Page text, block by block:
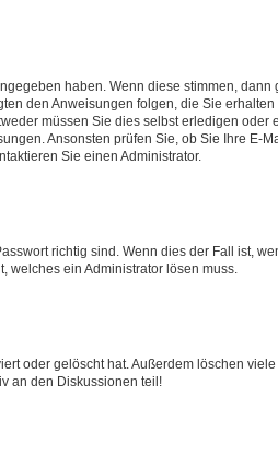
haben. Wenn diese stimmen, dann
den Anweisungen folgen, die Sie
müssen Sie dies selbst erledigen
Ansonsten prüfen Sie, ob Sie Ihre
Sie einen Administrator.
richtig sind. Wenn dies der Fall ist,
welches ein Administrator lösen muss.
oder gelöscht hat. Außerdem löschen
an den Diskussionen teil!